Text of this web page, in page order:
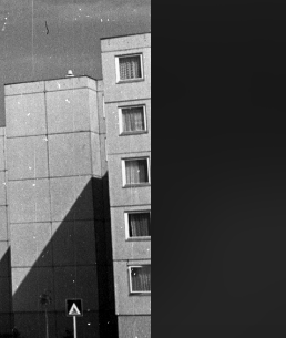
1982 · Budapest VIII.
Losonci tér, a Józsefvárosi Lakótelepi Általános Iskola (később Losonci téri Általános Iskola) építkezése.